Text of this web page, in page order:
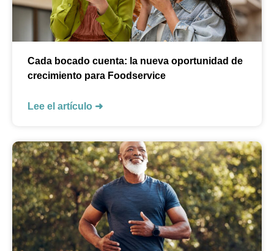
Cada bocado cuenta: la nueva oportunidad de
crecimiento para Foodservice
Lee el artículo ➜